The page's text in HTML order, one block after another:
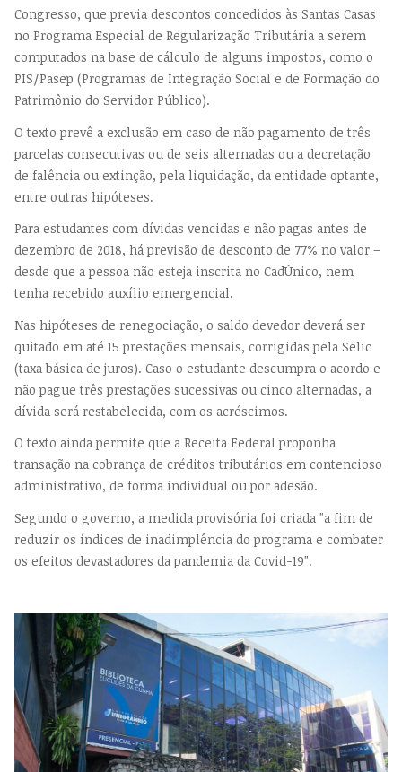
Congresso, que previa descontos concedidos às Santas Casas
no Programa Especial de Regularização Tributária a serem
computados na base de cálculo de alguns impostos, como o
PIS/Pasep (Programas de Integração Social e de Formação do
Patrimônio do Servidor Público).
O texto prevê a exclusão em caso de não pagamento de três
parcelas consecutivas ou de seis alternadas ou a decretação
de falência ou extinção, pela liquidação, da entidade optante,
entre outras hipóteses.
Para estudantes com dívidas vencidas e não pagas antes de
dezembro de 2018, há previsão de desconto de 77% no valor –
desde que a pessoa não esteja inscrita no CadÚnico, nem
tenha recebido auxílio emergencial.
Nas hipóteses de renegociação, o saldo devedor deverá ser
quitado em até 15 prestações mensais, corrigidas pela Selic
(taxa básica de juros). Caso o estudante descumpra o acordo e
não pague três prestações sucessivas ou cinco alternadas, a
dívida será restabelecida, com os acréscimos.
O texto ainda permite que a Receita Federal proponha
transação na cobrança de créditos tributários em contencioso
administrativo, de forma individual ou por adesão.
Segundo o governo, a medida provisória foi criada "a fim de
reduzir os índices de inadimplência do programa e combater
os efeitos devastadores da pandemia da Covid-19".